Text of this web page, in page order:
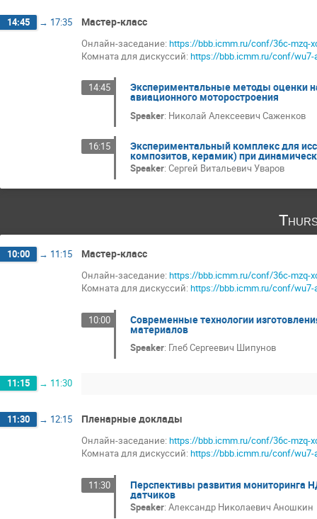
14:45 → 17:35 Мастер-класс
Онлайн-заседание: https://bbb.icmm.ru/conf/36c-mzq-
Комната для дискуссий: https://bbb.icmm.ru/conf/wu7-
14:45 Экспериментальные методы оценки
авиационного моторостроения
Speaker: Николай Алексеевич Саженков
16:15 Экспериментальный комплекс для
композитов, керамик) при
Speaker: Сергей Витальевич Уваров
10:00 → 11:15 Мастер-класс
Онлайн-заседание: https://bbb.icmm.ru/conf/36c-mzq-
Комната для дискуссий: https://bbb.icmm.ru/conf/wu7-
10:00 Современные технологии
материалов
Speaker: Глеб Сергеевич Шипунов
11:15 → 11:30
11:30 → 12:15 Пленарные доклады
Онлайн-заседание: https://bbb.icmm.ru/conf/36c-mzq-
Комната для дискуссий: https://bbb.icmm.ru/conf/wu7-
11:30 Перспективы развития мониторинга
датчиков
Speaker: Александр Николаевич Аношкин